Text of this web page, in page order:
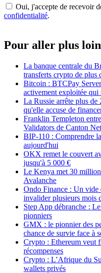
Oui, j'accepte de recevoir
confidentialité.
Pour aller plus loin
La banque centrale du
transferts crypto de plus
Bitcoin : BTCPay
activement exploitée qui
La Russie arrête plus de
qu'elle accuse de
Franklin Templeton
Validators de Canton
BIP-110 : Comprendre
aujourd'hui
OKX remet le couvert
jusqu'à 5 000 €
Le Kenya met 30
Avalanche
Ondo Finance : Un vide
invalider plusieurs mois
Step App débranche :
pionniers
GMX : le pionnier des
chance de survie face à
Crypto : Ethereum veut
récompenses
Crypto : L’Afrique du
wallets privés